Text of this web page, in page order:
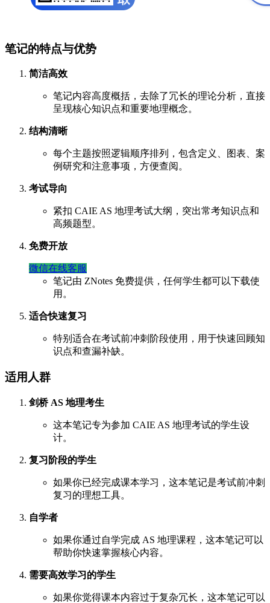
笔记的特点与优势
简洁高效
笔记内容高度概括，去除了冗长的理论分析，直接
呈现核心知识点和重要地理概念。
结构清晰
每个主题按照逻辑顺序排列，包含定义、图表、案
例研究和注意事项，方便查阅。
考试导向
紧扣 CAIE AS 地理考试大纲，突出常考知识点和
高频题型。
免费开放
微信在线客服
笔记由 ZNotes 免费提供，任何学生都可以下载使
用。
适合快速复习
特别适合在考试前冲刺阶段使用，用于快速回顾知
识点和查漏补缺。
适用人群
剑桥 AS 地理考生
这本笔记专为参加 CAIE AS 地理考试的学生设
计。
复习阶段的学生
如果你已经完成课本学习，这本笔记是考试前冲刺
复习的理想工具。
自学者
如果你通过自学完成 AS 地理课程，这本笔记可以
帮助你快速掌握核心内容。
需要高效学习的学生
如果你觉得课本内容过于复杂冗长，这本笔记可以